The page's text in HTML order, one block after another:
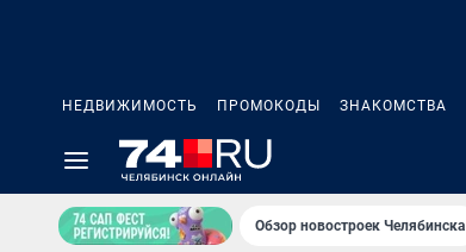
НЕДВИЖИМОСТЬ ПРОМОКОДЫ ЗНАКОМСТВА
Обзор новостроек Челябинска